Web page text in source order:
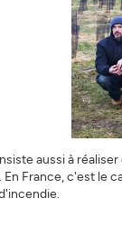
aussi à
En France, c'est le